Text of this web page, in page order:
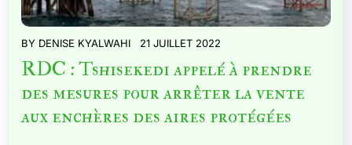
BY DENISE KYALWAHI 21 JUILLET 2022
RDC : Tshisekedi appelé à prendre
des mesures pour arrêter la vente
aux enchères des aires protégées